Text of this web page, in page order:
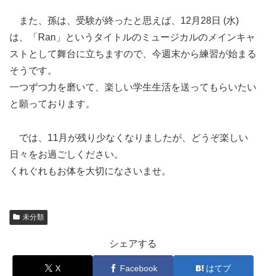
また、孫は、受験が終ったと思えば、12月28日 (水)
は、「Ran」というタイトルのミュージカルのメインキャ
ストとして舞台に立ちますので、今週末から練習が始まる
そうです。
一つずつ力を磨いて、楽しい学生生活を送ってもらいたい
と願っております。
では、11月が残り少なくなりましたが、どうぞ楽しい
日々をお過ごしください。
くれぐれもお体を大切になさいませ。
未分類
シェアする
X Facebook はてブ